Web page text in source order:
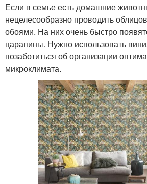
Если в семье есть домашние
нецелесообразно проводить
обоями. На них очень быстро
царапины. Нужно использовать
позаботиться об организации
микроклимата.